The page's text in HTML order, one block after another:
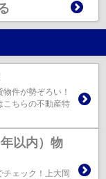
件が勢ぞろい！
こちらの不動産特
以内）物
チェック！上大岡